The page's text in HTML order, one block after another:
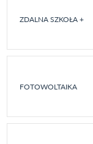
ZDALNA SZKOŁA +
FOTOWOLTAIKA